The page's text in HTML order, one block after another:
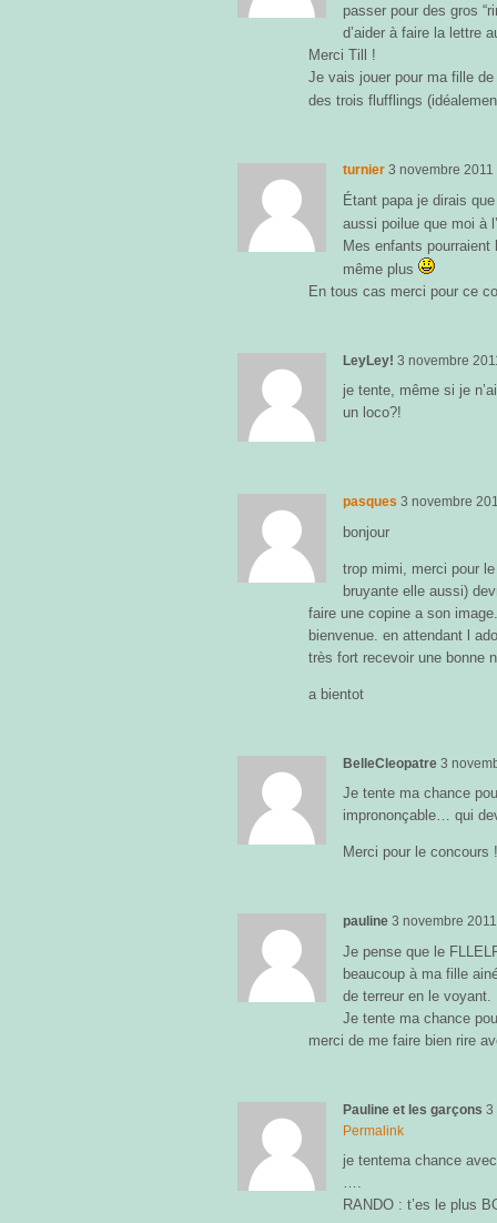
passer pour des gros
d’aider à faire la lettre
Merci Till !
Je vais jouer pour ma fille
des trois flufflings
turnier 3 novembre 2011
Étant papa je dirais
aussi poilue que moi à
Mes enfants pourraient
même plus
En tous cas merci pour ce
LeyLey! 3 novembre
je tente, même si je
un loco?!
pasques 3 novembre
bonjour
trop mimi, merci pour
bruyante elle aussi)
faire une copine a son
bienvenue. en attendant l
très fort recevoir une bonne
a bientot
BelleCleopatre 3
Je tente ma chance
imprononçable… qui
Merci pour le concours
pauline 3 novembre 2011
Je pense que le
beaucoup à ma fille
de terreur en le voyant.
Je tente ma chance
merci de me faire bien rire
Pauline et les garçons 3
Permalink
je tentema chance
….
RANDO : t’es le plus